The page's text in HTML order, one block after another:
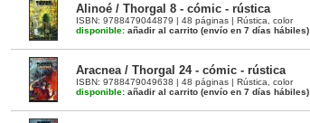
Alinoé / Thorgal 8 - cómic - rústica
ISBN: 9788479044879 | 48 páginas | Rústica, color
disponible: añadir al carrito (envío en 7 días hábiles)
Aracnea / Thorgal 24 - cómic - rústica
ISBN: 9788479049638 | 48 páginas | Rústica, color
disponible: añadir al carrito (envío en 7 días hábiles)